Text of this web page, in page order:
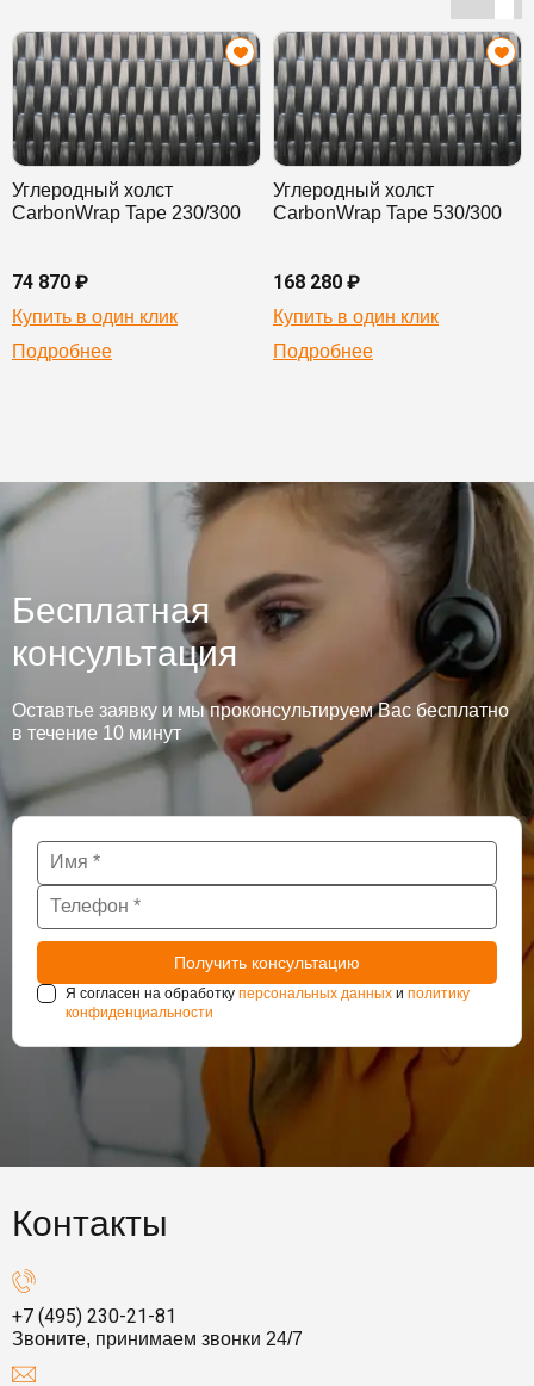
Углеродный холст
CarbonWrap Tape 230/300
74 870 ₽
Купить в один клик
Подробнее
Углеродный холст
CarbonWrap Tape 530/300
168 280 ₽
Купить в один клик
Подробнее
Бесплатная
консультация
Оставтье заявку и мы проконсультируем Вас бесплатно
в течение 10 минут
Я согласен на обработку персональных данных и политику
конфиденциальности
Контакты
+7 (495) 230-21-81
Звоните, принимаем звонки 24/7